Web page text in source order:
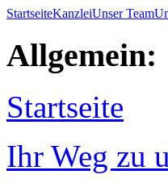
StartseiteKanzleiUnser Team
Allgemein:
Startseite
Ihr Weg zu